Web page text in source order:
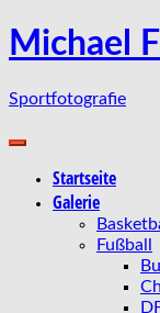
Zum
Inhalt
Michael
Sportfotografie
Startseite
Galerie
Fußball